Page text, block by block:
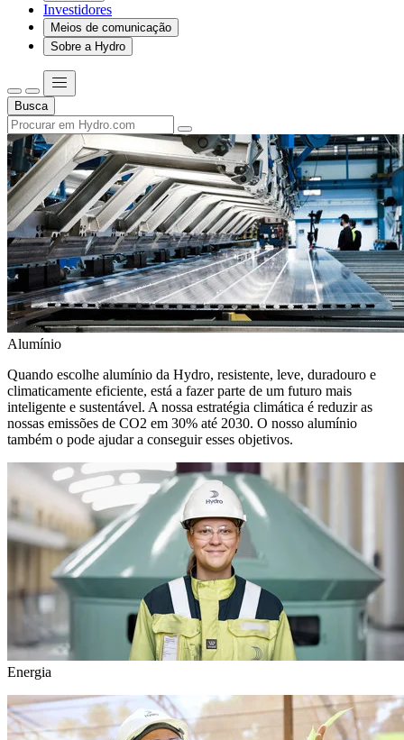
Investidores
Meios de comunicação
Sobre a Hydro
Busca
Alumínio
Quando escolhe alumínio da Hydro, resistente, leve, duradouro e
climaticamente eficiente, está a fazer parte de um futuro mais
inteligente e sustentável. A nossa estratégia climática é reduzir as
nossas emissões de CO2 em 30% até 2030. O nosso alumínio
também o pode ajudar a conseguir esses objetivos.
Energia